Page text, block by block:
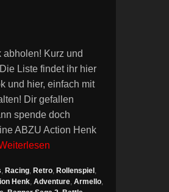
Kurz und
Liste findet ihr hier
und hier, einfach mit
Dir gefallen
spende doch
ABZU Action Henk
, Racing, Retro, Rollenspiel,
Henk, Adventure, Armello,